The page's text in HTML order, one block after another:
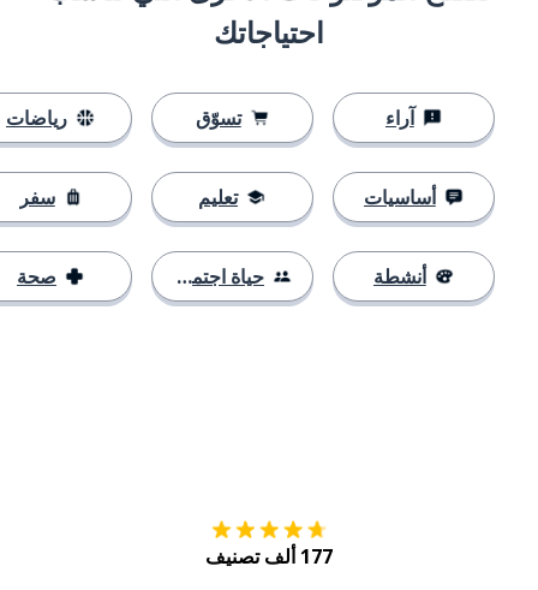
احتياجاتك
آراء
أساسيات
أنشطة
تسوّق
تعليم
حياة اجتماعية
رياضات
سفر
صحة
177 ألف تصنيف